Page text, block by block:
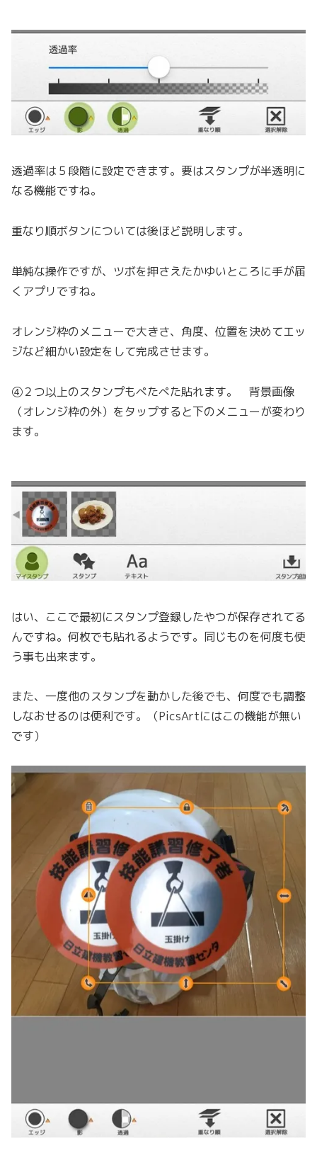
透過率は５段階に設定できます。要はスタンプが半透明に
なる機能ですね。
重なり順ボタンについては後ほど説明します。
単純な操作ですが、ツボを押さえたかゆいところに手が届
くアプリですね。
オレンジ枠のメニューで大きさ、角度、位置を決めてエッ
ジなど細かい設定をして完成させます。
④２つ以上のスタンプもぺたぺた貼れます。 背景画像
（オレンジ枠の外）をタップすると下のメニューが変わり
ます。
はい、ここで最初にスタンプ登録したやつが保存されてる
んですね。何枚でも貼れるようです。同じものを何度も使
う事も出来ます。
また、一度他のスタンプを動かした後でも、何度でも調整
しなおせるのは便利です。（PicsArtにはこの機能が無い
です）